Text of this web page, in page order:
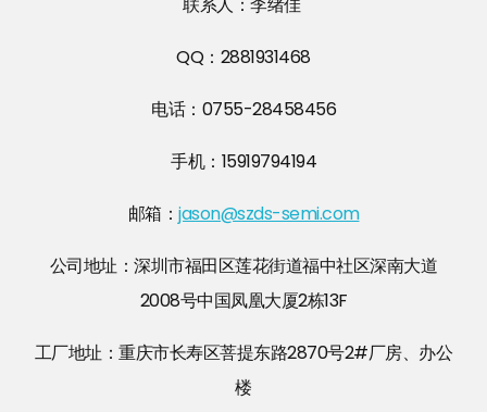
QQ：2881931468
电话：0755-28458456
手机：15919794194
邮箱： jason@szds-semi.com
公司地址：深圳市福田区莲花街道福中社区深南大道
2008号中国凤凰大厦2栋13F
工厂地址：重庆市长寿区菩提东路2870号2#厂房、办公
楼